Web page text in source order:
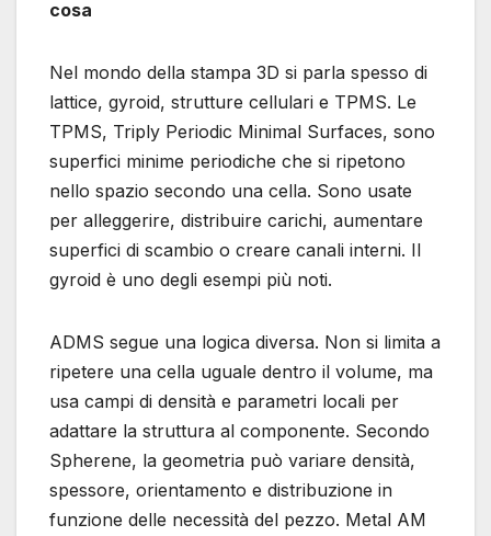
cosa
Nel mondo della stampa 3D si parla spesso di
lattice, gyroid, strutture cellulari e TPMS. Le
TPMS, Triply Periodic Minimal Surfaces, sono
superfici minime periodiche che si ripetono
nello spazio secondo una cella. Sono usate
per alleggerire, distribuire carichi, aumentare
superfici di scambio o creare canali interni. Il
gyroid è uno degli esempi più noti.
ADMS segue una logica diversa. Non si limita a
ripetere una cella uguale dentro il volume, ma
usa campi di densità e parametri locali per
adattare la struttura al componente. Secondo
Spherene, la geometria può variare densità,
spessore, orientamento e distribuzione in
funzione delle necessità del pezzo. Metal AM